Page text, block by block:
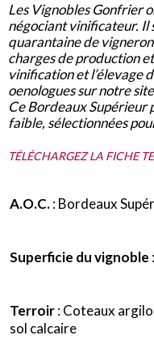
Les Vignobles Gonfrier
négociant vinificateur. Il
quarantaine de
charges de production
vinification et l’élevage
oenologues sur notre
Ce Bordeaux Supérieur
faible, sélectionnées
TÉLÉCHARGEZ LA FICHE
A.O.C.: Bordeaux
Superficie du vignoble
Terroir: Coteaux
sol calcaire